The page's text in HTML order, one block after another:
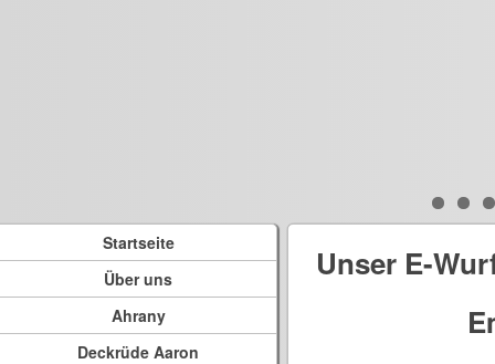
Startseite
Über uns
Ahrany
Deckrüde Aaron
Unser E-